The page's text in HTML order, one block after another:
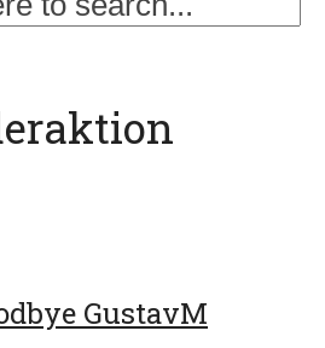
GustavM